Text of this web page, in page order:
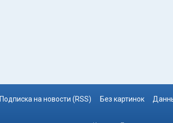
Подписка на новости (RSS) Без картинок